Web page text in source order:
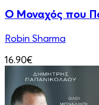
Ο Μοναχός που
Robin Sharma
16.90€